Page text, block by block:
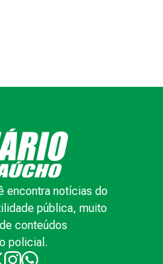
encontra notícias do
pública, muito
conteúdos
policial.